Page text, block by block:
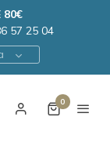
80€
57 25 04
0